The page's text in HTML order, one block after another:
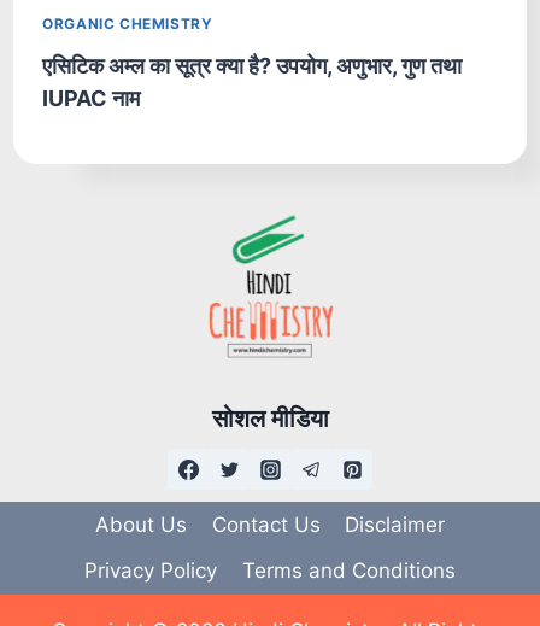
ORGANIC CHEMISTRY
एसिटिक अम्ल का सूत्र क्या है? उपयोग, अणुभार, गुण तथा
IUPAC नाम
सोशल मीडिया
About Us Contact Us
Disclaimer
Privacy Policy
Terms and Conditions